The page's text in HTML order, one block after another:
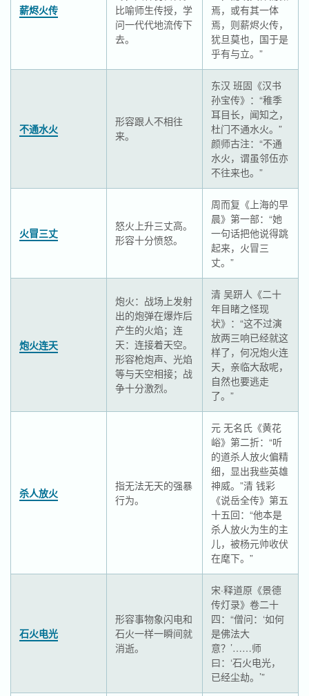
薪烬火传
比喻师生传授，学
问一代代地流传下
去。
焉，或有其一体
焉，则薪烬火传，
犹旦莫也，国于是
乎有与立。”
不通水火
形容跟人不相往
来。
东汉 班固《汉书
孙宝传》：“稚季
耳目长，闻知之，
杜门不通水火。”
颜师古注：“不通
水火，谓虽邻伍亦
不往来也。”
火冒三丈
怒火上升三丈高。
形容十分愤怒。
周而复《上海的早
晨》第一部：“她
一句话把他说得跳
起来，火冒三
丈。”
炮火连天
炮火：战场上发射
出的炮弹在爆炸后
产生的火焰；连
天：连接着天空。
形容枪炮声、光焰
等与天空相接；战
争十分激烈。
清 吴趼人《二十
年目睹之怪现
状》：“这不过演
放两三响已经就这
样了，何况炮火连
天，亲临大敌呢，
自然也要逃走
了。”
杀人放火
指无法无天的强暴
行为。
元 无名氏《黄花
峪》第二折：“听
的道杀人放火偏精
细，显出我些英雄
神威。”清 钱彩
《说岳全传》第五
十五回：“他本是
杀人放火为生的主
儿，被杨元帅收伏
在麾下。”
石火电光
形容事物象闪电和
石火一样一瞬间就
消逝。
宋·释道原《景德
传灯录》卷二十
四：“僧问：‘如何
是佛法大
意？’……师
曰：‘石火电光，
已经尘劫。’”